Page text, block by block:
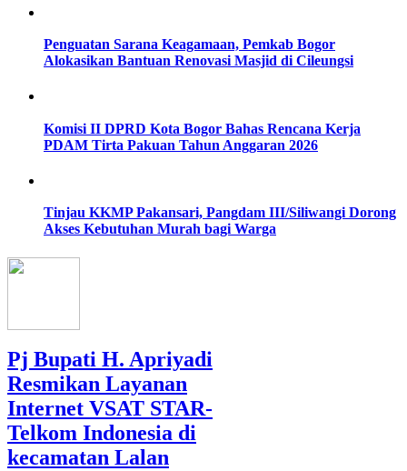
Penguatan Sarana Keagamaan, Pemkab Bogor
Alokasikan Bantuan Renovasi Masjid di Cileungsi
Komisi II DPRD Kota Bogor Bahas Rencana Kerja
PDAM Tirta Pakuan Tahun Anggaran 2026
Tinjau KKMP Pakansari, Pangdam III/Siliwangi Dorong
Akses Kebutuhan Murah bagi Warga
Pj Bupati H. Apriyadi
Resmikan Layanan
Internet VSAT STAR-
Telkom Indonesia di
kecamatan Lalan